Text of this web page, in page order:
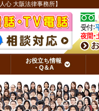
心 大阪法律事務所】
お役立ち情報
・Q＆A